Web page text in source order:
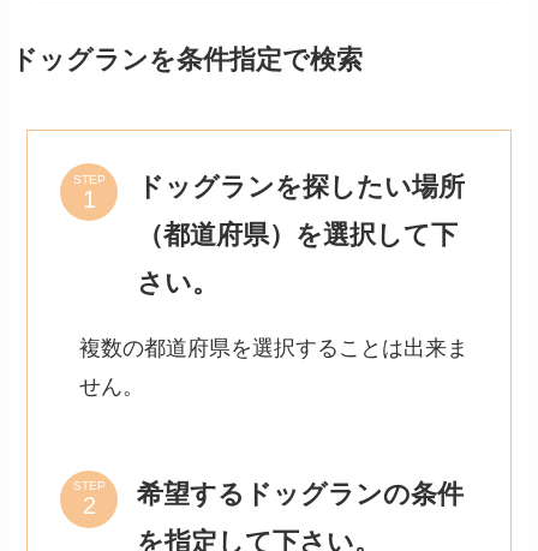
ドッグランを条件指定で検索
STEP
ドッグランを探したい場所
（都道府県）を選択して下
さい。
複数の都道府県を選択することは出来ま
せん。
STEP
希望するドッグランの条件
を指定して下さい。